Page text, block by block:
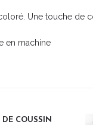
Une touche de
en machine
DE COUSSIN